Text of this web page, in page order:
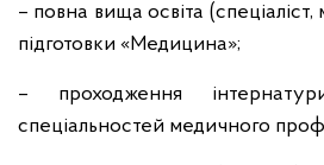
– повна вища освіта
підготовки «Медицина»;
– проходження
спеціальностей медичного